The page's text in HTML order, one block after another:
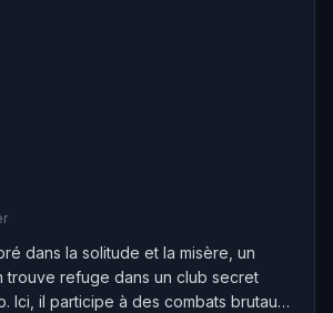
dans la solitude et la misère, un
trouve refuge dans un club secret
Ici, il participe à des combats brutaux